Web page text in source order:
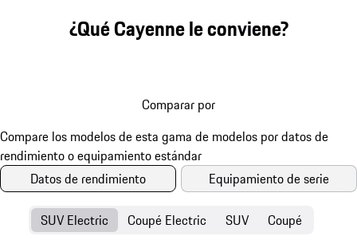
¿Qué Cayenne le conviene?
Comparar por
Datos de rendimiento Equipamiento de serie
SUV Electric Coupé Electric SUV Coupé